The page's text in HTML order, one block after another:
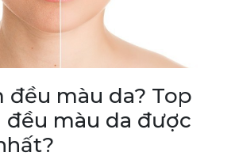
đều màu da? Top
đều màu da được